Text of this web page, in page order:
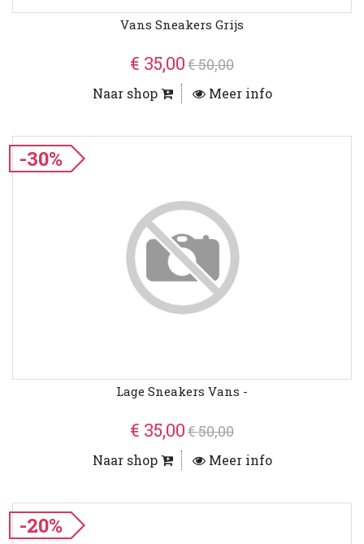
Vans Sneakers Grijs
€ 35,00€ 50,00
Naar shop Meer info
-30%
Lage Sneakers Vans -
€ 35,00€ 50,00
Naar shop Meer info
-20%